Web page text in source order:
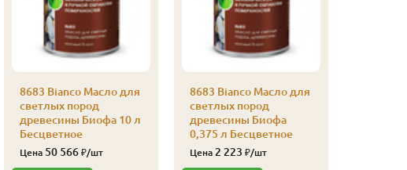
8683 Bianco Масло для
светлых пород
древесины Биофа 10 л
Бесцветное
Цена 50 566₽/шт
8683 Bianco Масло для
светлых пород
древесины Биофа
0,375 л Бесцветное
Цена 2 223 ₽/шт